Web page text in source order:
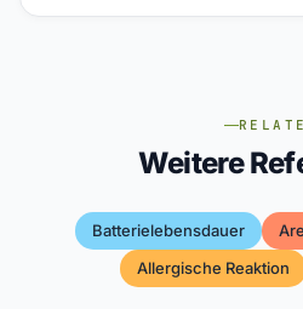
Weitere
Batterielebensdauer
Allergische Reaktion